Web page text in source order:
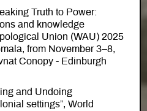
Truth to Power:
and knowledge
Union (WAU) 2025
from November 3–8,
Conopy - Edinburgh
and Undoing
settings”, World